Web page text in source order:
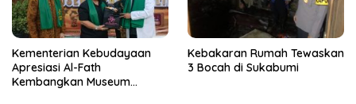
Kementerian Kebudayaan
Apresiasi Al-Fath
Kembangkan Museum
Kebakaran Rumah Tewaskan
3 Bocah di Sukabumi